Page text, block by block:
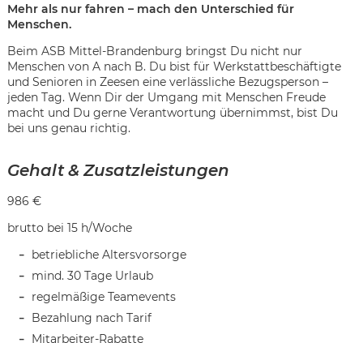
Mehr als nur fahren – mach den Unterschied für
Menschen.
Beim ASB Mittel-Brandenburg bringst Du nicht nur
Menschen von A nach B. Du bist für Werkstattbeschäftigte
und Senioren in Zeesen eine verlässliche Bezugsperson –
jeden Tag. Wenn Dir der Umgang mit Menschen Freude
macht und Du gerne Verantwortung übernimmst, bist Du
bei uns genau richtig.
Gehalt & Zusatzleistungen
986 €
brutto bei 15 h/Woche
betriebliche Altersvorsorge
mind. 30 Tage Urlaub
regelmäßige Teamevents
Bezahlung nach Tarif
Mitarbeiter-Rabatte
Karte anzeigen